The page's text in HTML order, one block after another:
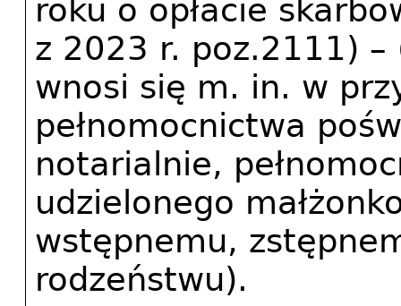
roku o opłacie
z 2023 r. poz.2111) –
wnosi się m. in. w
pełnomocnictwa
notarialnie,
udzielonego
wstępnemu,
rodzeństwu).